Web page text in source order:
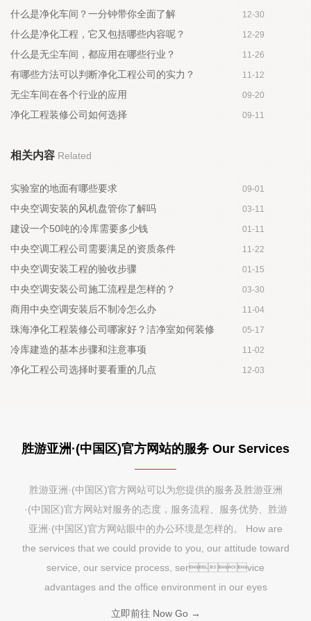
什么是净化车间？一分钟带你全面了解 12-30
什么是净化工程，它又包括哪些内容呢？ 12-29
什么是无尘车间，都应用在哪些行业？ 11-26
有哪些方法可以判断净化工程公司的实力？ 11-12
无尘车间在各个行业的应用 09-20
净化工程装修公司如何选择 09-11
相关内容 Related
实验室的地面有哪些要求 09-01
中央空调安装的风机盘管你了解吗 03-11
建设一个50吨的冷库需要多少钱 01-11
中央空调工程公司需要满足的资质条件 11-22
中央空调安装工程的验收步骤 01-15
中央空调安装公司施工流程是怎样的？ 03-30
商用中央空调安装后不制冷怎么办 11-04
珠海净化工程装修公司哪家好？洁净室如何装修 05-17
冷库建造的基本步骤和注意事项 11-02
净化工程公司选择时要看重的几点 12-03
胜游亚洲·(中国区)官方网站的服务 Our Services
胜游亚洲·(中国区)官方网站可以为您提供的服务及胜游亚洲
·(中国区)官方网站对服务的态度，服务流程、服务优势、胜游
亚洲·(中国区)官方网站眼中的办公环境是怎样的。 How are
the services that we could provide to you, our attitude toward
service, our service process, service
advantages and the office environment in our eyes
立即前往 Now Go →